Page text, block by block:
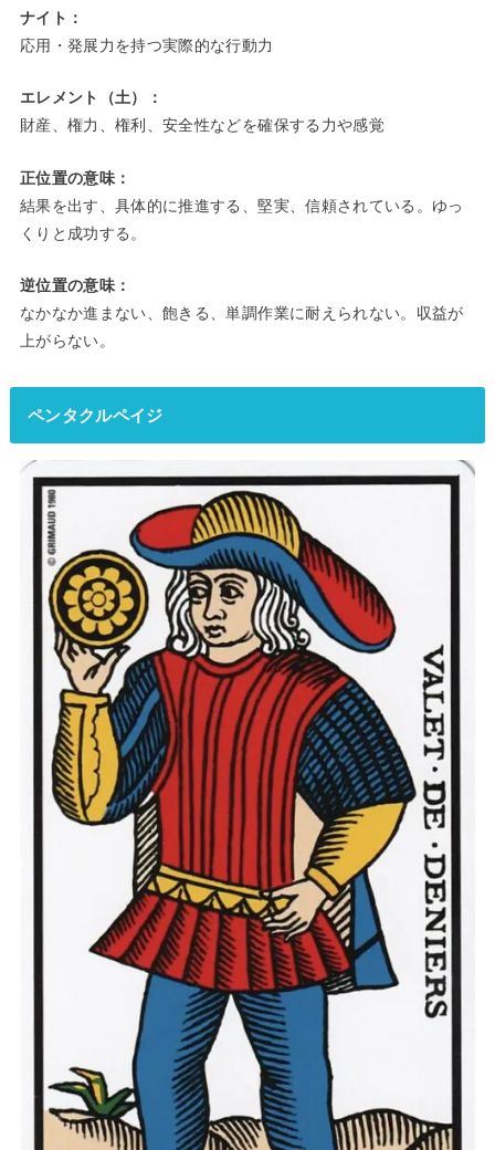
ナイト：
応用・発展力を持つ実際的な行動力
エレメント（土）：
財産、権力、権利、安全性などを確保する力や感覚
正位置の意味：
結果を出す、具体的に推進する、堅実、信頼されている。ゆっ
くりと成功する。
逆位置の意味：
なかなか進まない、飽きる、単調作業に耐えられない。収益が
上がらない。
ペンタクルペイジ